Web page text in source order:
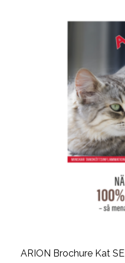
ARION Brochure Kat SE